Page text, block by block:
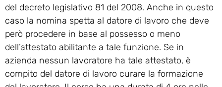
del decreto legislativo 81 del 2008. Anche in questo
caso la nomina spetta al datore di lavoro che deve
però procedere in base al possesso o meno
dell’attestato abilitante a tale funzione. Se in
azienda nessun lavoratore ha tale attestato, è
compito del datore di lavoro curare la formazione